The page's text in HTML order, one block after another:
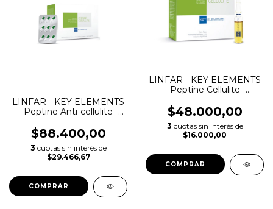
LINFAR - KEY ELEMENTS
- Peptine Anti-cellulite -
$88.400,00
3 cuotas sin interés de
$29.466,67
COMPRAR
LINFAR - KEY ELEMENTS
- Peptine Cellulite -
$48.000,00
3 cuotas sin interés de
$16.000,00
COMPRAR